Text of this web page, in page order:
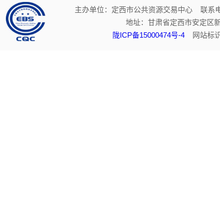
主办单位：定西市公共资源交易中心 联系
地址：甘肃省定西市安定
陇ICP备15000474号-4 网站标